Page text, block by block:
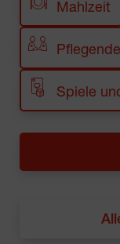
Mahlzeit
Spiele